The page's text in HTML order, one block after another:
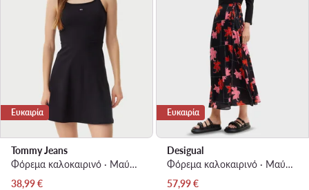
Ευκαιρία
Tommy Jeans
Φόρεμα καλοκαιρινό · Μαύρο · Mini
Τρέχουσα τιμή
38,99€
Ευκαιρία
Desigual
Φόρεμα καλοκαιρινό · Μαύρο · Midi
Τρέχουσα τιμή
57,99€